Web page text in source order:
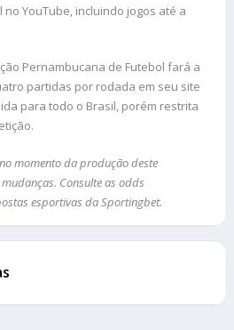
YouTube, incluindo jogos até a
Pernambucana de Futebol fará a
partidas por rodada em seu site
para todo o Brasil, porém restrita
momento da produção deste
Consulte as odds
esportivas da Sportingbet.